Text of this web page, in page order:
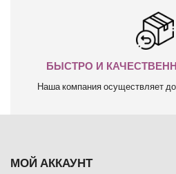
БЫСТРО И
Наша компания осуществляет
МОЙ АККАУНТ